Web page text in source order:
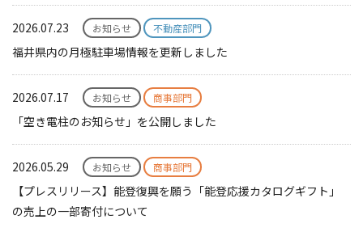
2026.07.23 お知らせ 不動産部門
福井県内の月極駐車場情報を更新しました
2026.07.17 お知らせ 商事部門
「空き電柱のお知らせ」を公開しました
2026.05.29 お知らせ 商事部門
【プレスリリース】能登復興を願う「能登応援カタログギフト」
の売上の一部寄付について